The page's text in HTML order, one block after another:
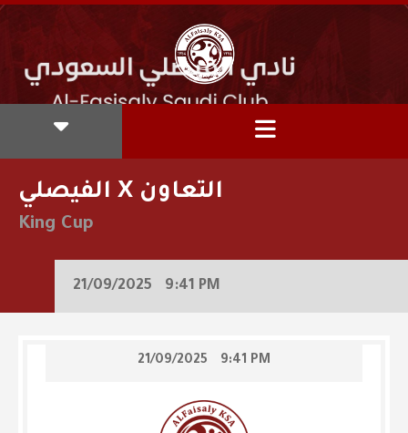
الفيصلي X التعاون
King Cup
21/09/2025 9:41 PM
21/09/2025 9:41 PM